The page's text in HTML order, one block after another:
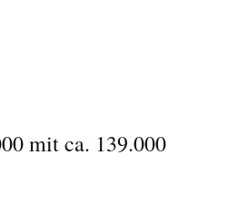
mit ca. 139.000